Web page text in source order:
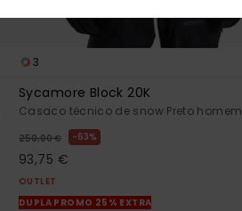
3
Sycamore Block 20K
Casaco técnico de snow Preto homem
250,00 € 63%
93,75 €
OUTLET
DUPLA PROMO 25% EXTRA